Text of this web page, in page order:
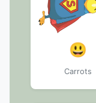
😃
Carrots